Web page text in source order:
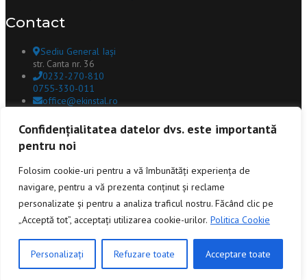
Confidențialitatea datelor dvs. este importantă
pentru noi
Folosim cookie-uri pentru a vă îmbunătăți experiența de
navigare, pentru a vă prezenta conținut și reclame
personalizate și pentru a analiza traficul nostru. Făcând clic pe
„Acceptă tot”, acceptați utilizarea cookie-urilor. Politica Cookie
Personalizați Refuzare toate Acceptare toate
Contact
Sediu General Iași
str. Canta nr. 36
0232-270-810
0755-330-011
office@ekinstal.ro
Copyright @ 2025 EK INSTAL GN Toate drepturile rezervate. Website
realizat deINNVISION.RO
Social